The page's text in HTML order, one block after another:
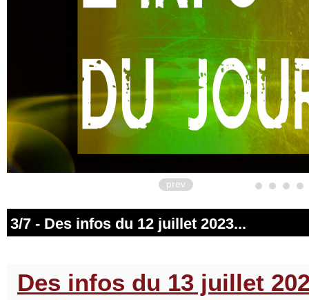
prev
3/7 - Des infos du 12 juillet 2023...
Des infos du 13 juillet